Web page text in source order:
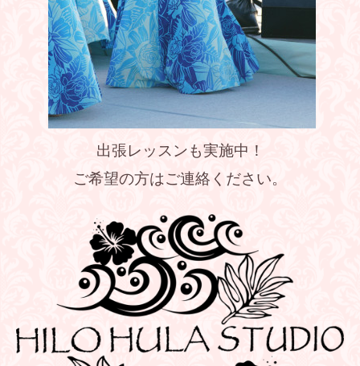
出張レッスンも実施中！
ご希望の方はご連絡ください。